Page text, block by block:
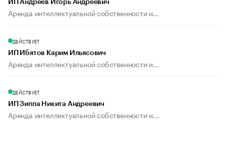
ИП Андреев Игорь Андреевич
Аренда интеллектуальной собственности и...
ДЕЙСТВУЕТ
ИП Ибятов Карим Ильясович
Аренда интеллектуальной собственности и...
ДЕЙСТВУЕТ
ИП Зиппа Никита Андреевич
Аренда интеллектуальной собственности и...